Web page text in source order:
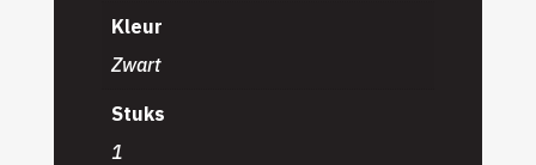
Kleur
Zwart
Stuks
1